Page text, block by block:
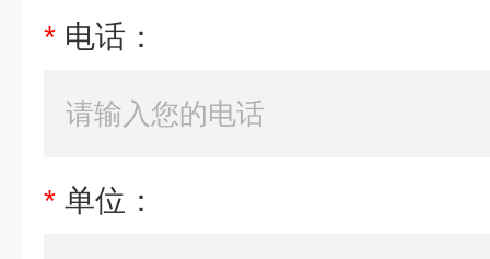
* 电话：
* 单位：